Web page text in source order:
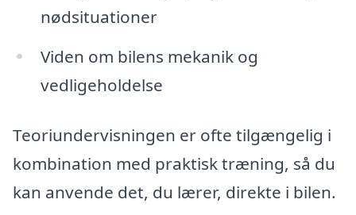
nødsituationer
Viden om bilens mekanik og
vedligeholdelse
Teoriundervisningen er ofte tilgængelig i
kombination med praktisk træning, så du
kan anvende det, du lærer, direkte i bilen.